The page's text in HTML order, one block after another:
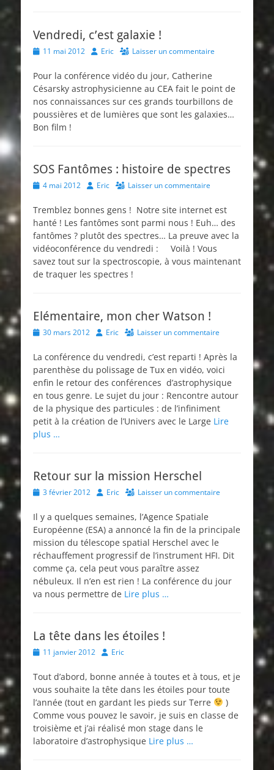
Vendredi, c’est galaxie !
Posted11 mai 2012 Author
Eric Laisser un commentaire
Pour la conférence vidéo du jour, Catherine
Césarsky astrophysicienne au CEA fait le point de
nos connaissances sur ces grands tourbillons de
poussières et de lumières que sont les galaxies…
Bon film !
SOS Fantômes : histoire de spectres
Posted
4 mai 2012 Author
Eric Laisser un commentaire
Tremblez bonnes gens ! Notre site internet est
hanté ! Les fantômes sont parmi nous ! Euh… des
fantômes ? plutôt des spectres… La preuve avec la
vidéoconférence du vendredi : Voilà ! Vous
savez tout sur la spectroscopie, à vous maintenant
de traquer les spectres !
Elémentaire, mon cher Watson !
Posted
30 mars 2012 Author
Eric Laisser un commentaire
La conférence du vendredi, c’est reparti ! Après la
parenthèse du polissage de Tux en vidéo, voici
enfin le retour des conférences d’astrophysique
en tous genre. Le sujet du jour : Rencontre autour
de la physique des particules : de l’infiniment
petit à la création de l’Univers avec le Large Lire
plus …
Retour sur la mission Herschel
Posted3 février 2012 Author
Eric Laisser un commentaire
Il y a quelques semaines, l’Agence Spatiale
Européenne (ESA) a annoncé la fin de la principale
mission du télescope spatial Herschel avec le
réchauffement progressif de l’instrument HFI. Dit
comme ça, cela peut vous paraître assez
nébuleux. Il n’en est rien ! La conférence du jour
va nous permettre de Lire plus …
La tête dans les étoiles !
Posted11 janvier 2012 Author
Eric
Tout d’abord, bonne année à toutes et à tous, et je
vous souhaite la tête dans les étoiles pour toute
l’année (tout en gardant les pieds sur Terre
)
Comme vous pouvez le savoir, je suis en classe de
troisième et j’ai réalisé mon stage dans le
laboratoire d’astrophysique Lire plus …